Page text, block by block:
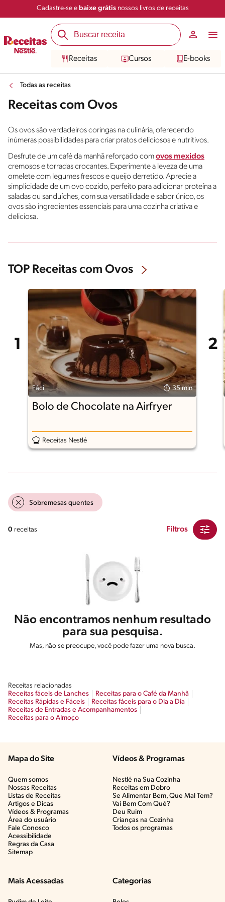
Cadastre-se e baixe grátisnossos livros de receitas
Receitas Cursos E-books
Todas as receitas
Receitas com Ovos
Os ovos são verdadeiros coringas na culinária, oferecendo
inúmeras possibilidades para criar pratos deliciosos e nutritivos.
Desfrute de um café da manhã reforçado comovos mexidos
cremosos e torradas crocantes. Experimente a leveza de uma
omelete com legumes frescos e queijo derretido. Aprecie a
simplicidade de um ovo cozido, perfeito para adicionar proteína a
saladas ou sanduíches, com sua versatilidade e sabor único, os
ovos são ingredientes essenciais para uma cozinha criativa e
deliciosa.
TOP Receitas com Ovos
Fácil 35 min
Bolo de Chocolate na Airfryer
Receitas Nestlé
Sobremesas quentes
0 receitas Filtros
Não encontramos nenhum resultado
para sua pesquisa.
Mas, não se preocupe, você pode fazer uma nova busca.
Receitas relacionadas
Receitas fáceis de Lanches
Receitas para o Café da Manhã
Receitas Rápidas e Fáceis
Receitas fáceis para o Dia a Dia
Receitas de Entradas e Acompanhamentos
Receitas para o Almoço
Mapa do Site
Quem somos
Nossas Receitas
Listas de Receitas​
Artigos e Dicas​
Vídeos & Programas​
Área do usuário
Fale Conosco
Acessibilidade
Regras da Casa
Sitemap
Vídeos & Programas​
Nestlé na Sua Cozinha
Receitas em Dobro
Se Alimentar Bem, Que Mal Tem?​
Vai Bem Com Quê?​
Deu Ruim​
Crianças na Cozinha​
Todos os programas
Mais Acessadas Categorias